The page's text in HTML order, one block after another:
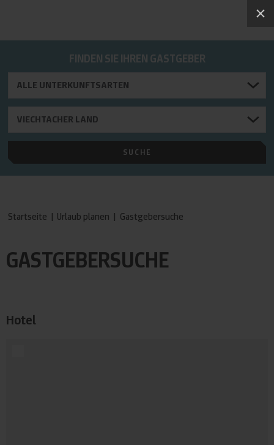
FINDEN SIE IHREN GASTGEBER
Startseite | Urlaub planen | Gastgebersuche
GASTGEBERSUCHE
Hotel